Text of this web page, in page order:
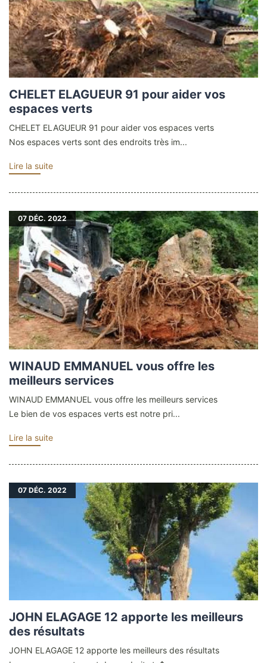
CHELET ELAGUEUR 91 pour aider vos
espaces verts
CHELET ELAGUEUR 91 pour aider vos espaces verts
Nos espaces verts sont des endroits très im...
Lire la suite
07 DÉC. 2022
WINAUD EMMANUEL vous offre les
meilleurs services
WINAUD EMMANUEL vous offre les meilleurs services
Le bien de vos espaces verts est notre pri...
Lire la suite
07 DÉC. 2022
JOHN ELAGAGE 12 apporte les meilleurs
des résultats
JOHN ELAGAGE 12 apporte les meilleurs des résultats